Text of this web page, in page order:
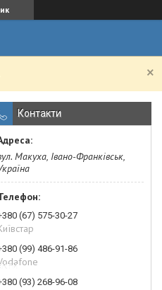
Контакти
Макуха, Івано-Франківськ,
(67) 575-30-27
(99) 486-91-86
(93) 268-96-08